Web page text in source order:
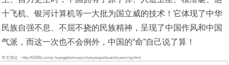
十飞机、银河计算机等一大批为国立威的技术！它体现了中华
民族自强不息、不屈不挠的民族精神，呈现了中国作风和中国
气派，而这一次也不会例外，中国的“命”自己说了算！
本文地址：http://02408.com/p-huangqifanmaoyizhanyaoqianhuaishiyaoming.html